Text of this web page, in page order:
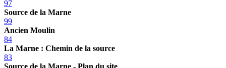
97
Source de la Marne
99
Ancien Moulin
84
La Marne : Chemin de la source
83
Source de la Marne - Plan du site